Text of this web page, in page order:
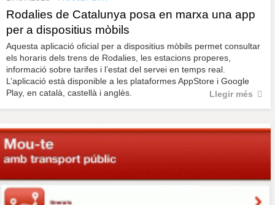
Rodalies de Catalunya posa en marxa una app
per a dispositius mòbils
Aquesta aplicació oficial per a dispositius mòbils permet consultar
els horaris dels trens de Rodalies, les estacions properes,
informació sobre tarifes i l’estat del servei en temps real.
L’aplicació està disponible a les plataformes AppStore i Google
Play, en català, castellà i anglès.
Llegir més